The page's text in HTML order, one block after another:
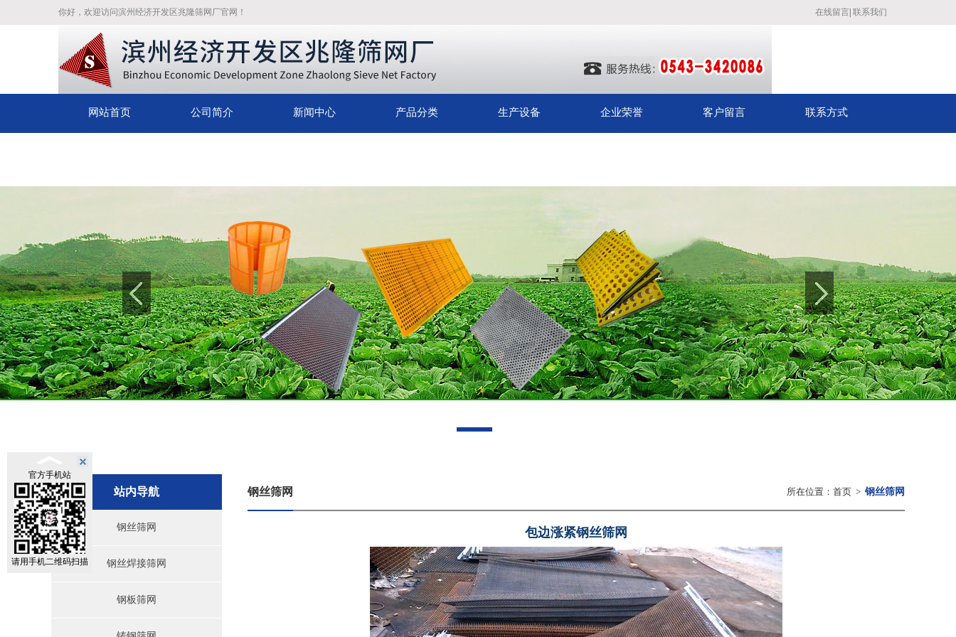
你好，欢迎访问滨州经济开发区兆隆筛网厂官网！ 在线留言 联系我们
网站首页 公司简介 新闻中心 产品分类 生产设备 企业荣誉 客户留言 联系方式
站内导航
钢丝筛网
钢丝焊接筛网
钢板筛网
钢丝筛网 所在位置： 首页 > 钢丝筛网
包边涨紧钢丝筛网
官方手机站
请用手机二维码扫描